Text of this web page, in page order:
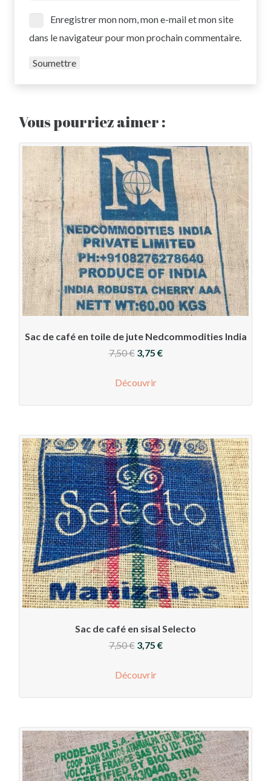
Enregistrer mon nom, mon e-mail et mon site
dans le navigateur pour mon prochain commentaire.
Vous pourriez aimer :
Sac de café en toile de jute Nedcommodities India
7,50€ Le
initial
était :
3,75 €Le
est :
Découvrir
Sac de café en sisal Selecto
7,50€ Le
initial
était :
3,75 €Le
est :
Découvrir